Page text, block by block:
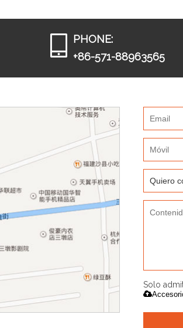
PHONE:
+86-571-88963565
Solo